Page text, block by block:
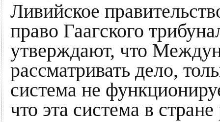
Ливийское
право Гаагского
утверждают, что
рассматривать дело,
система не
что эта система в